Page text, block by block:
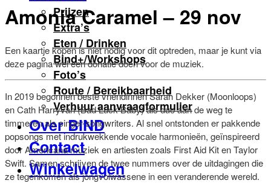
Prijzen
Extra’s
Eten / Drinken
Bind+/Workshops
Foto’s
Route / Bereikbaarheid
Verhuur aanvraagformulier
Over BIND
Contact
Winkelwagen
Amonia Caramel – 29 nov
Een kaartje kopen is niet nodig voor dit optreden, maar je kunt via
deze pagina wel een donatie doen voor de muziek.
In 2019 begonnen beste vriendinnen Sarah Dekker (Moonloops)
en Cath Harryvan (Bad Luck Baby) als duo aan de weg te
timmeren als singer-songwriters. Al snel ontstonden er pakkende
popsongs met indrukwekkende vocale harmonieën, geïnspireerd
door Americana muziek en artiesten zoals First Aid Kit en Taylor
Swift. Samen schrijven de twee nummers over de uitdagingen die
ze tegenkomen als jongvolwassene in een veranderende wereld.